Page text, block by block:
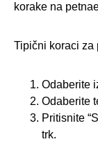
korake na
Tipični koraci za
Odaberite
Odaberite
Pritisnite
trk.